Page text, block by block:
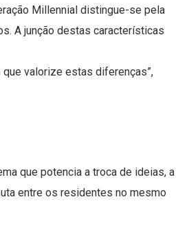
Millennial distingue-se pela
A junção destas características
valorize estas diferenças”,
que potencia a troca de ideias, a
entre os residentes no mesmo